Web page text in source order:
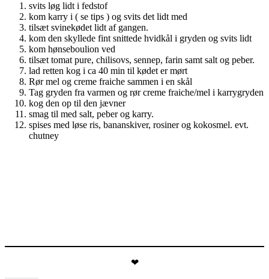
svits løg lidt i fedstof
kom karry i ( se tips ) og svits det lidt med
tilsæt svinekødet lidt af gangen.
kom den skyllede fint snittede hvidkål i gryden og svits lidt
kom hønseboulion ved
tilsæt tomat pure, chilisovs, sennep, farin samt salt og peber.
lad retten kog i ca 40 min til kødet er mørt
Rør mel og creme fraiche sammen i en skål
Tag gryden fra varmen og rør creme fraiche/mel i karrygryden
kog den op til den jævner
smag til med salt, peber og karry.
spises med løse ris, bananskiver, rosiner og kokosmel. evt.
chutney
❤